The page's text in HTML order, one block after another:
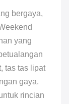
bergaya,
yang
tas tas lipat
gaya.
rincian